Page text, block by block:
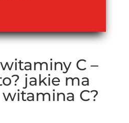
C –
jakie ma
witamina C?